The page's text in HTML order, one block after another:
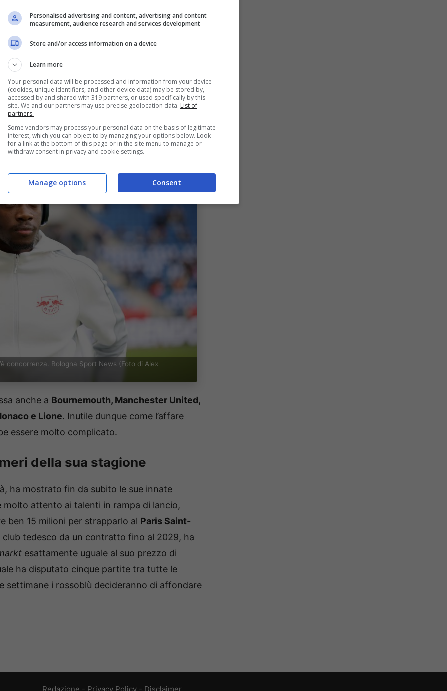
del Lipsia, ma c’è
dalla Germania, riportate da
del Bologna
scuolaPSGe ora in forza alLipsia. Tuttavia
e la concorrenza per strapparlo al club
concorrenza. Bologna Sport News (Foto di Alex
anche a Bournemouth, Manchester United,
e Lione. Inutile dunque come l’affare
essere molto complicato.
della sua stagione
ha mostrato fin da subito le sue innate
molto attento ai talenti in rampa di lancio,
ben 15 milioni per strapparlo al Paris Saint-
club tedesco da un contratto fino al 2029, ha
esattamente uguale al suo prezzo di
ha disputato cinque partite tra tutte le
settimane i rossoblù decideranno di affondare
Redazione - Privacy Policy- Disclaimer
Personalised advertising and content, advertising and content
measurement, audience research and services development
Store and/or access information on a device
Learn more
Your personal data will be processed and information from your device
(cookies, unique identifiers, and other device data) may be stored by,
accessed by and shared with 319 partners, or used specifically by this
site. We and our partners may use precise geolocation data. List of
partners.
Some vendors may process your personal data on the basis of legitimate
interest, which you can object to by managing your options below. Look
for a link at the bottom of this page or in the site menu to manage or
withdraw consent in privacy and cookie settings.
Consent
Manage options